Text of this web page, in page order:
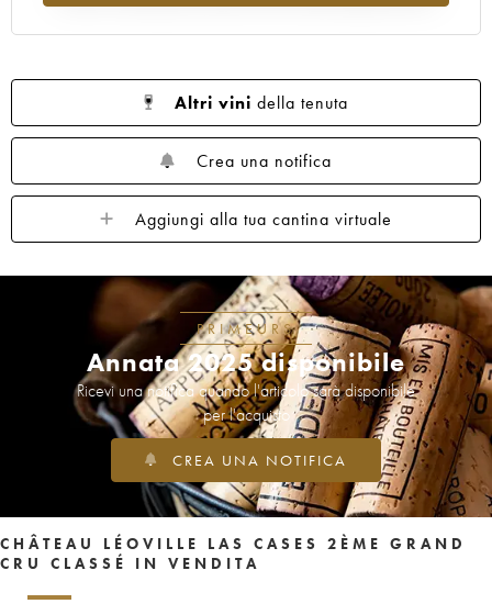
1957
1955 1954 1953
1952
1950
1949 1948 1947
1946
1943 1942 1940
1934
1921
1919 1918 1904
1878
Altri vini della tenuta
Crea una notifica
Aggiungi alla tua cantina virtuale
PRIMEURS
Annata 2025 disponibile
Ricevi una notifica quando l'articolo sarà disponibile
per l'acquisto
CREA UNA NOTIFICA
CHÂTEAU LÉOVILLE LAS CASES 2ÈME GRAND
CRU CLASSÉ IN VENDITA